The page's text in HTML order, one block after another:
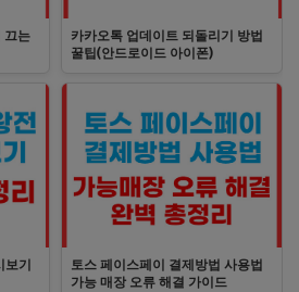
끄는
카카오톡 업데이트 되돌리기 방법
꿀팁(안드로이드 아이폰)
기
토스 페이스페이 결제방법 사용법
가능 매장 오류 해결 가이드